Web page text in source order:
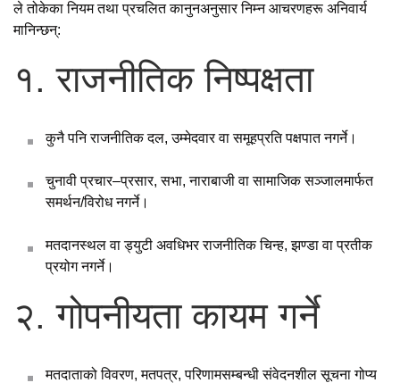
ले तोकेका नियम तथा प्रचलित कानुनअनुसार निम्न आचरणहरू अनिवार्य
मानिन्छन्:
१. राजनीतिक निष्पक्षता
कुनै पनि राजनीतिक दल, उम्मेदवार वा समूहप्रति पक्षपात नगर्ने।
चुनावी प्रचार–प्रसार, सभा, नाराबाजी वा सामाजिक सञ्जालमार्फत
समर्थन/विरोध नगर्ने।
मतदानस्थल वा ड्युटी अवधिभर राजनीतिक चिन्ह, झण्डा वा प्रतीक
प्रयोग नगर्ने।
२. गोपनीयता कायम गर्ने
मतदाताको विवरण, मतपत्र, परिणामसम्बन्धी संवेदनशील सूचना गोप्य